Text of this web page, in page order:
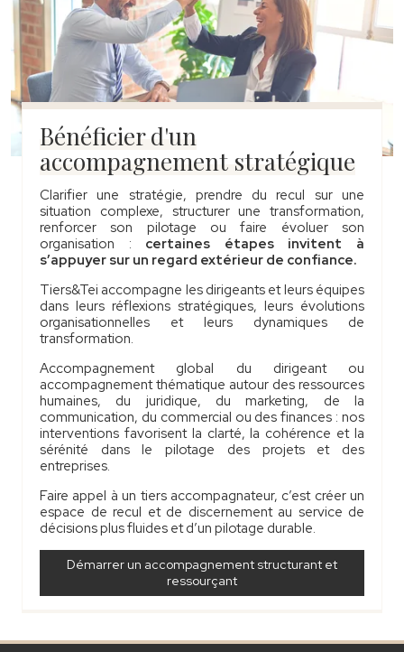
Bénéficier d'un
accompagnement stratégique
Clarifier une stratégie, prendre du recul sur une
situation complexe, structurer une transformation,
renforcer son pilotage ou faire évoluer son
organisation : certaines étapes invitent à
s’appuyer sur un regard extérieur de confiance.
Tiers&Tei accompagne les dirigeants et leurs équipes
dans leurs réflexions stratégiques, leurs évolutions
organisationnelles et leurs dynamiques de
transformation.
Accompagnement global du dirigeant ou
accompagnement thématique autour des ressources
humaines, du juridique, du marketing, de la
communication, du commercial ou des finances : nos
interventions favorisent la clarté, la cohérence et la
sérénité dans le pilotage des projets et des
entreprises.
Faire appel à un tiers accompagnateur, c’est créer un
espace de recul et de discernement au service de
décisions plus fluides et d’un pilotage durable.
Démarrer un accompagnement structurant et
ressourçant